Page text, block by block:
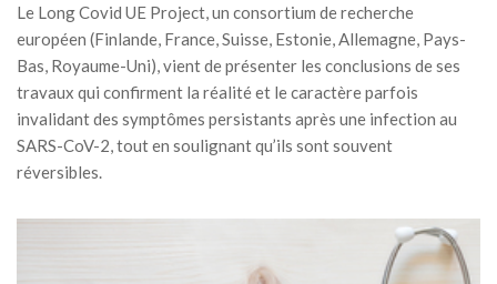
Le Long Covid UE Project, un consortium de recherche
européen (Finlande, France, Suisse, Estonie, Allemagne, Pays-
Bas, Royaume-Uni), vient de présenter les conclusions de ses
travaux qui confirment la réalité et le caractère parfois
invalidant des symptômes persistants après une infection au
SARS-CoV-2, tout en soulignant qu’ils sont souvent
réversibles.